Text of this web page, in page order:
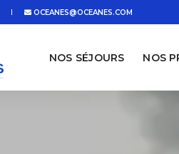
OCEANES@OCEANES.COM
NOS SÉJOURS NOS